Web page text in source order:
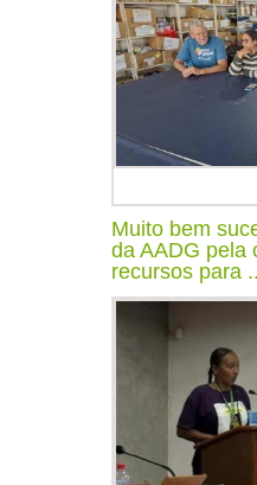
Muito bem
da AADG pela
recursos para